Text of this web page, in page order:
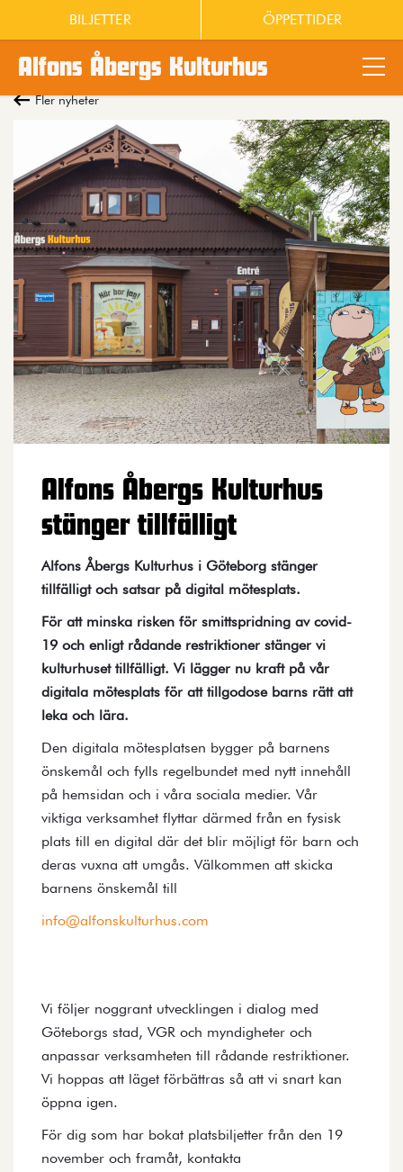
Alfons Åbergs Kulturhus
BILJETTER ÖPPETTIDER
Fler nyheter
Alfons Åbergs Kulturhus
stänger tillfälligt
Alfons Åbergs Kulturhus i Göteborg stänger
tillfälligt och satsar på digital mötesplats.
För att minska risken för smittspridning av covid-
19 och enligt rådande restriktioner stänger vi
kulturhuset tillfälligt. Vi lägger nu kraft på vår
digitala mötesplats för att tillgodose barns rätt att
leka och lära.
Den digitala mötesplatsen bygger på barnens
önskemål och fylls regelbundet med nytt innehåll
på hemsidan och i våra sociala medier. Vår
viktiga verksamhet flyttar därmed från en fysisk
plats till en digital där det blir möjligt för barn och
deras vuxna att umgås. Välkommen att skicka
barnens önskemål till
info@alfonskulturhus.com
Vi följer noggrant utvecklingen i dialog med
Göteborgs stad, VGR och myndigheter och
anpassar verksamheten till rådande restriktioner.
Vi hoppas att läget förbättras så att vi snart kan
öppna igen.
För dig som har bokat platsbiljetter från den 19
november och framåt, kontakta